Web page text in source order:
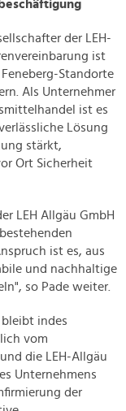
der LEH-
ist
Standorte
Als Unternehmer
ist es
Lösung
stärkt,
Ort Sicherheit
LEH Allgäu GmbH
ist es, aus
und nachhaltige
so Pade weiter.
indes
vom
die LEH-Allgäu
Unternehmens
der